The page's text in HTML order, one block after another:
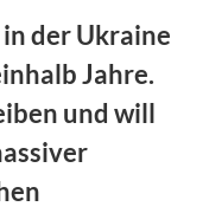
der Ukraine
Jahre.
und will